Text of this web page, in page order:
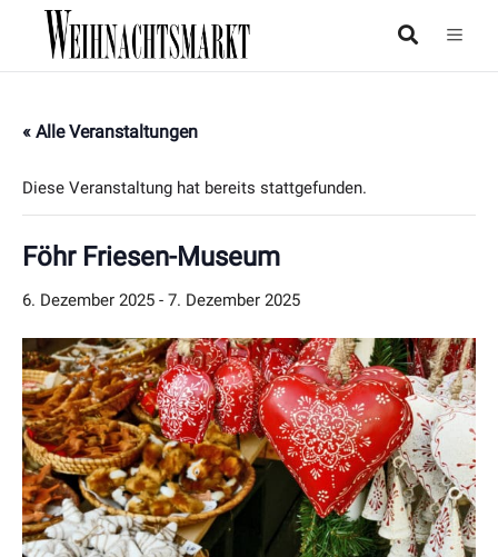
« Alle Veranstaltungen
Diese Veranstaltung hat bereits stattgefunden.
Föhr Friesen-Museum
6. Dezember 2025 - 7. Dezember 2025